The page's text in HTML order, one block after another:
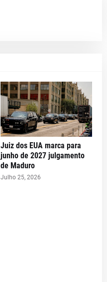
Juiz dos EUA marca para
junho de 2027 julgamento
de Maduro
Julho 25, 2026